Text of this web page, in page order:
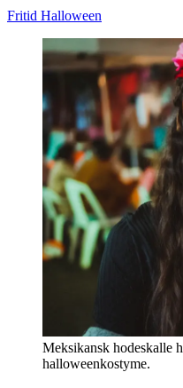
Fritid Halloween
Meksikansk hodeskalle
halloweenkostyme.